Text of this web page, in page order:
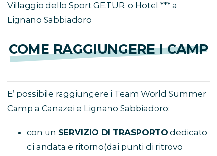
Villaggio dello Sport GE.TUR. o Hotel *** a
Lignano Sabbiadoro
COME RAGGIUNGERE I CAMP
E’ possibile raggiungere i Team World Summer
Camp a Canazei e Lignano Sabbiadoro:
con un SERVIZIO DI TRASPORTO dedicato
di andata e ritorno(dai punti di ritrovo